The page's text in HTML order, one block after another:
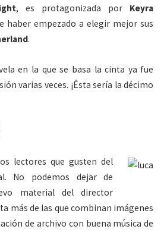
, es protagonizada por Keyra
haber empezado a elegir mejor sus
.
en la que se basa la cinta ya fue
varias veces. ¡Ésta sería la décimo
lectores que gusten del
No podemos dejar de
material del director
más de las que combinan imágenes
de archivo con buena música de